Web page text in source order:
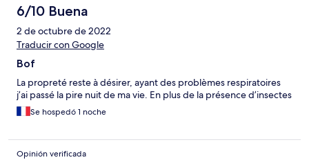
6/10 Buena
2 de octubre de 2022
Traducir con Google
Bof
La propreté reste à désirer, ayant des problèmes respiratoires
j’ai passé la pire nuit de ma vie. En plus de la présence d’insectes
Se hospedó 1 noche
Opinión verificada